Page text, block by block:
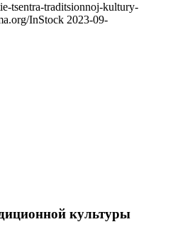
tsentra-traditsionnoj-kultury-
InStock 2023-09-
культуры